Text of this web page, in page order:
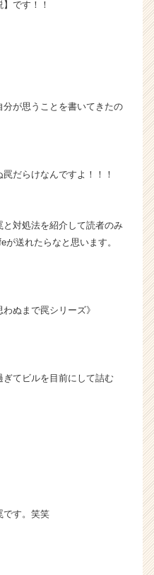
です！！
が思うことを書いてきたの
だらけなんですよ！！！
対処法を紹介して読者のみ
送れたらなと思います。
ぬまで罠シリーズ》
てビルを目前にして詰む
です。笑笑